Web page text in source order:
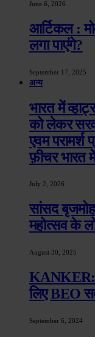
June 6, 2026
आर्टिकल :
लगा पाएंगे?
September 17, 2025
अन्य
भारत में
को लेकर
एवम परामर्श
फ़ीचर भारत
July 2, 2026
सांसद
महोत्सव के
August 30, 2025
KANKER:
लिए BEO
September 6, 2024